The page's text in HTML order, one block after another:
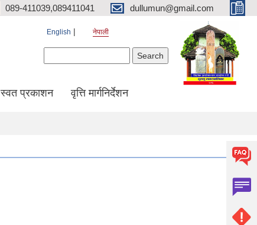
089-411039,089411041 dullumun@gmail.com
English नेपाली
स्वत प्रकाशन वृत्ति मार्गनिर्देशन